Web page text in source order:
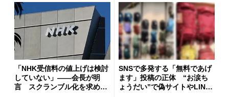
「NHK受信料の値上げは検討
していない」――会長が明
言 スクランブル化を求める
SNSで多発する「無料であげ
ます」投稿の正体 “お涙ち
ょうだい”で偽サイトやLINE